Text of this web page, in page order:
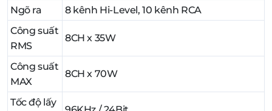
Ngõ ra
8 kênh Hi-Level, 10 kênh RCA
Công suất
RMS
8CH x 35W
Công suất
MAX
8CH x 70W
Tốc độ lấy